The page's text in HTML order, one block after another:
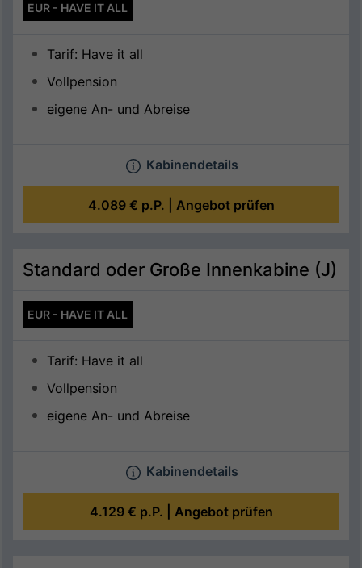
EUR - HAVE IT ALL
Tarif: Have it all
Vollpension
eigene An- und Abreise
Kabinendetails
4.089 € p.P. | Angebot prüfen
Standard oder Große Innenkabine (J)
EUR - HAVE IT ALL
Tarif: Have it all
Vollpension
eigene An- und Abreise
Kabinendetails
4.129 € p.P. | Angebot prüfen